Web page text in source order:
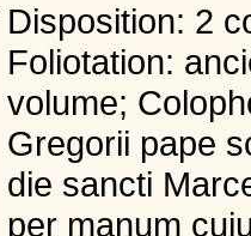
Disposition: 2
Foliotation:
volume;
Gregorii pape
die sancti
per manum